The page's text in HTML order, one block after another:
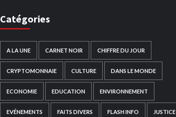
Catégories
A LA UNE CARNET NOIR CHIFFRE DU JOUR
CRYPTOMONNAIE CULTURE DANS LE MONDE
ECONOMIE EDUCATION ENVIRONNEMENT
EVÉNEMENTS FAITS DIVERS FLASH INFO JUSTICE